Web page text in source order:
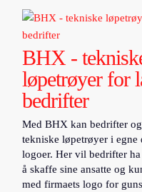
BHX -
løpetrøyer for
bedrifter
Med BHX kan bedrifter
tekniske løpetrøyer i egne
logoer. Her vil bedrifter
å skaffe sine ansatte og
med firmaets logo for